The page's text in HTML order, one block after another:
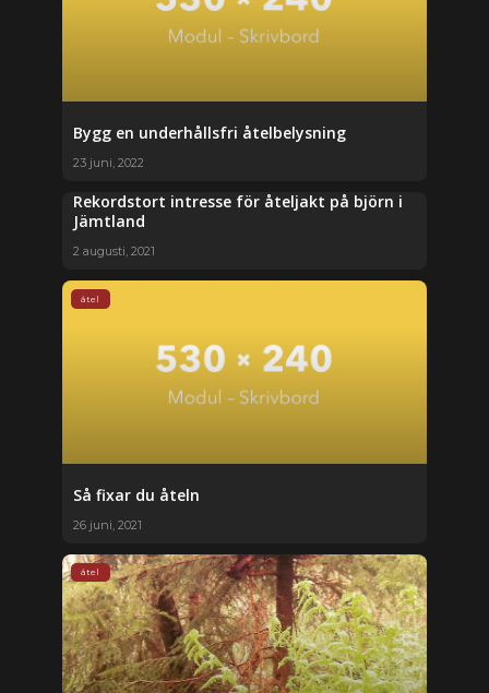
Bygg en underhållsfri åtelbelysning
23 juni, 2022
Rekordstort intresse för åteljakt på björn i
Jämtland
2 augusti, 2021
åtel
Så fixar du åteln
26 juni, 2021
åtel